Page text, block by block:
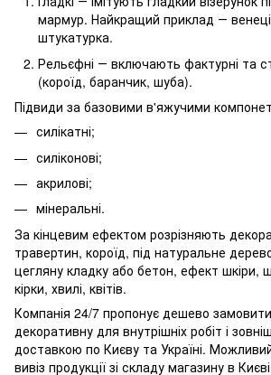
мармур. Найкращий приклад ―
штукатурка.
Рельєфні ― включають фактурні та
(короїд, баранчик, шуба).
Підвиди за базовими в'яжучими
силікатні;
силіконові;
акрилові;
мінеральні.
За кінцевим ефектом розрізняють
травертин, короїд, під натуральне
цегляну кладку або бетон, ефект шкіри,
кірки, хвилі, квітів.
Компанія 24/7 пропонує дешево
декоративну для внутрішніх робіт і
доставкою по Києву та Україні.
вивіз продукції зі складу магазину в